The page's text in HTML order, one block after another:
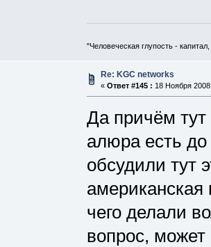
"Человеческая глупость -
Re: KGC networks
« Ответ #145 : 18 Ноября
Да причём
алюра есть
обсудили тут
американская
чего делали
вопрос,